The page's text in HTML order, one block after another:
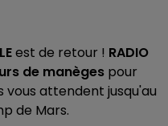
est de retour ! RADIO
de manèges pour
vous attendent jusqu'au
de Mars.